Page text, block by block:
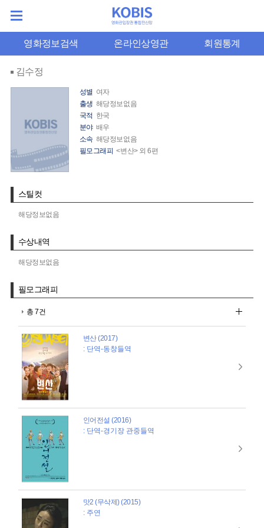
영화정보검색 온라인상영관 회원통계
김수정
성별 여자
출생 해당정보없음
국적 한국
분야 배우
소속 해당정보없음
필모그래피 <변산> 외 6편
스틸컷
해당정보없음
수상내역
해당정보없음
필모그래피
총 7건
변산 (2017)
: 단역-동창들역
인어전설 (2016)
: 단역-경기장 관중들역
맛2 (무삭제) (2015)
: 주연